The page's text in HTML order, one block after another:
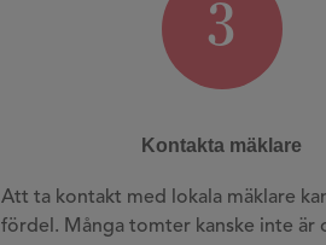
3
Kontakta mäklare
Att ta kontakt med lokala mäklare
fördel. Många tomter kanske inte är